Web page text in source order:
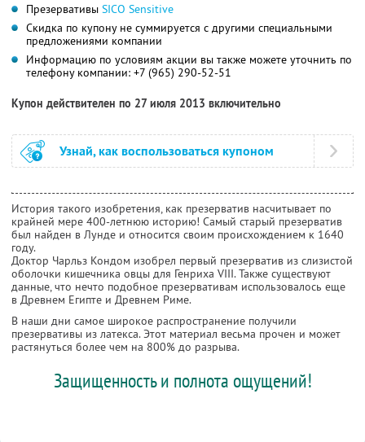
Презервативы SICO Sensitive
Скидка по купону не суммируется с другими специальными
предложениями компании
Информацию по условиям акции вы также можете уточнить по
телефону компании: +7 (965) 290-52-51
Купон действителен по 27 июля 2013 включительно
Узнай, как воспользоваться купоном
История такого изобретения, как презерватив насчитывает по
крайней мере 400-летнюю историю! Самый старый презерватив
был найден в Лунде и относится своим происхождением к 1640
году.
Доктор Чарльз Кондом изобрел первый презерватив из слизистой
оболочки кишечника овцы для Генриха VIII. Также существуют
данные, что нечто подобное презервативам использовалось еще
в Древнем Египте и Древнем Риме.
В наши дни самое широкое распространение получили
презервативы из латекса. Этот материал весьма прочен и может
растянуться более чем на 800% до разрыва.
Защищенность и полнота ощущений!